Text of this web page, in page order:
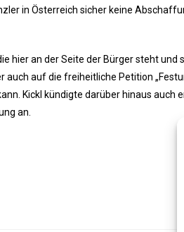
in Österreich sicher keine
hier an der Seite der Bürger steht und
auch auf die freiheitliche Petition
Kickl kündigte darüber hinaus auch
an.